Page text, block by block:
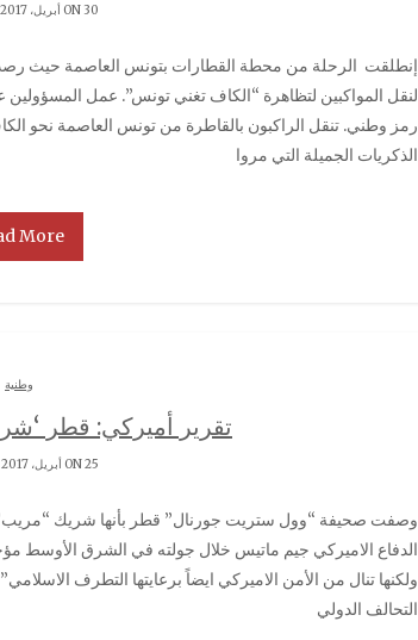
ON 30 أبريل، 2017 BY
إنطلقت الرحلة من محطة القطارات بتونس العاصمة حيث رصدت الشركة الوطنية للسكك الحديدية القطار البورقيبي
لنقل المواكبين لتظاهرة “الكاف تغني تونس”. عمل المسؤولين
رمز وطني. تنقل الراكبون بالقاطرة من تونس العاصمة نحو
الذكريات الجميلة التي مروا
More
وطنية
تقرير أميركي: قطر
ON 25 أبريل، 2017 BY
وصفت صحيفة “وول ستريت جورنال” قطر بأنها شريك “مريب” من بين شركاء الولايات المتحدة الذين زارهم وزير
الدفاع الاميركي جيم ماتيس خلال جولته في الشرق الأوسط
ولكنها تنال من الأمن الاميركي ايضاً برعايتها التطرف
التحالف الدولي